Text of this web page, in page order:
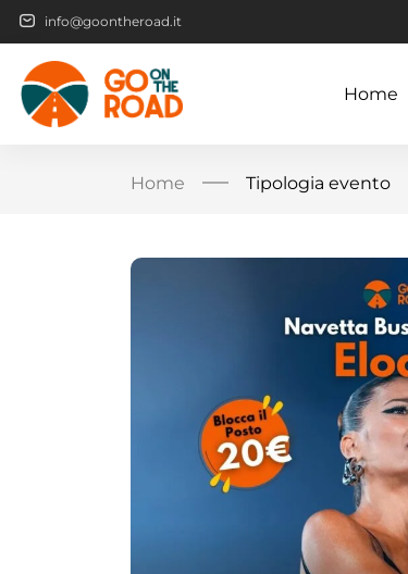
info@goontheroad.it
Home
Home Tipologia evento